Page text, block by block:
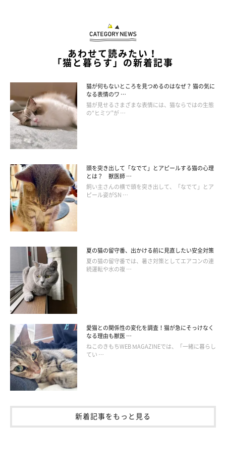
合栄養食のものを与えるのが一般的。おやつは嗜好性が高くつく
られているので食いつきはいいですが、総合栄養食ではないた
め、そればかりだと栄養が偏り、肥満などにつながる恐れも。
フードに、猫の興味を引く工夫を
あわせて読みたい！
「猫と暮らす」の新着記事
猫が何もないところを見つめるのはなぜ？ 猫の気に
なる表情のワ …
猫が見せるさまざまな表情には、猫ならではの生態
の“ヒミツ”が …
頭を突き出して「なでて」とアピールする猫の心理
とは？ 獣医師 …
飼い主さんの横で頭を突き出して、「なでて」とア
ピール姿がSN …
夏の猫の留守番、出かける前に見直したい安全対策
夏の猫の留守番では、暑さ対策としてエアコンの連
続運転や水の複 …
愛猫との関係性の変化を調査！猫が急にそっけなく
なる理由も獣医 …
ねこのきもちWEB MAGAZINEでは、「一緒に暮らし
てい …
新着記事をもっと見る